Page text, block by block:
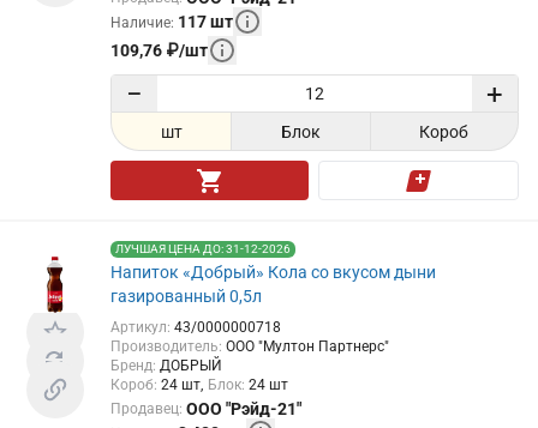
Наличие: 117шт
109,76 ₽/шт
− +
шт Блок Короб
ЛУЧШАЯ ЦЕНА ДО: 31-12-2026
Напиток «Добрый» Кола со вкусом дыни
газированный 0,5л
Артикул: 43/0000000718
Производитель: ООО "Мултон Партнерс"
Бренд: ДОБРЫЙ
Короб: 24 шт Блок: 24 шт
Продавец: ООО "Рэйд-21"